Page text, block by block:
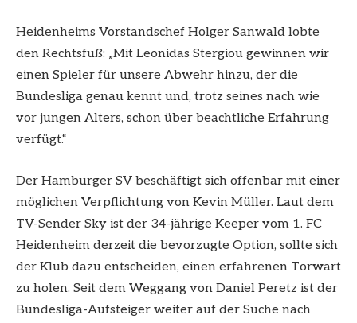
Heidenheims Vorstandschef Holger Sanwald lobte
den Rechtsfuß: „Mit Leonidas Stergiou gewinnen wir
einen Spieler für unsere Abwehr hinzu, der die
Bundesliga genau kennt und, trotz seines nach wie
vor jungen Alters, schon über beachtliche Erfahrung
verfügt.“
Der Hamburger SV beschäftigt sich offenbar mit einer
möglichen Verpflichtung von Kevin Müller. Laut dem
TV-Sender Sky ist der 34-jährige Keeper vom 1. FC
Heidenheim derzeit die bevorzugte Option, sollte sich
der Klub dazu entscheiden, einen erfahrenen Torwart
zu holen. Seit dem Weggang von Daniel Peretz ist der
Bundesliga-Aufsteiger weiter auf der Suche nach